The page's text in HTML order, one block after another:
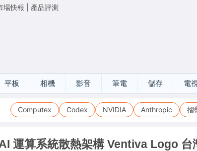
場快報 產品評測
平板 相機 影音 筆電 儲存 電
Computex Codex NVIDIA Anthropic 摺
運算系統散熱架構 Ventiva Logo